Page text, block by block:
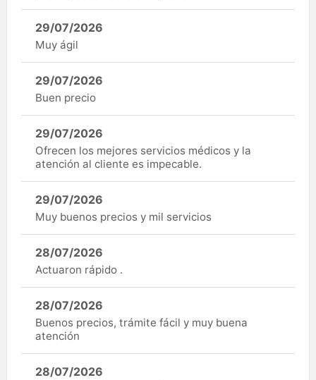
29/07/2026
Muy ágil
29/07/2026
Buen precio
29/07/2026
Ofrecen los mejores servicios médicos y la
atención al cliente es impecable.
29/07/2026
Muy buenos precios y mil servicios
28/07/2026
Actuaron rápido .
28/07/2026
Buenos precios, trámite fácil y muy buena
atención
28/07/2026